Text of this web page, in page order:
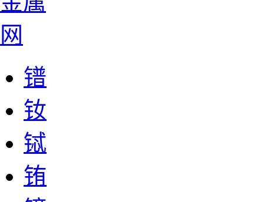
镨
钕
铽
铕